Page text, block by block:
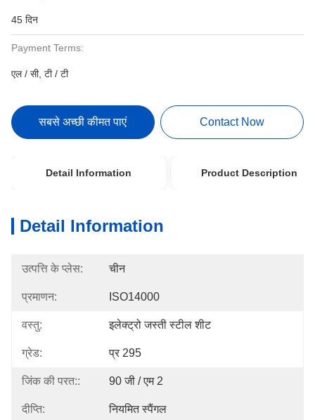
45 दिन
Payment Terms:
एल / सी, टी / टी
सबसे अच्छी कीमत पाएं Contact Now
Detail Information Product Description
Detail Information
उत्पत्ति के प्लेस: चीन
प्रमाणन: ISO14000
वस्तु: इलेक्ट्रो जस्ती स्टील शीट
ग्रेड: प्र 295
जिंक की परत:: 90 जी / एम 2
दीप्ति: नियमित स्पैंगल